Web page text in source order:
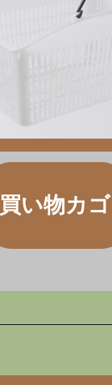
買い物カゴ